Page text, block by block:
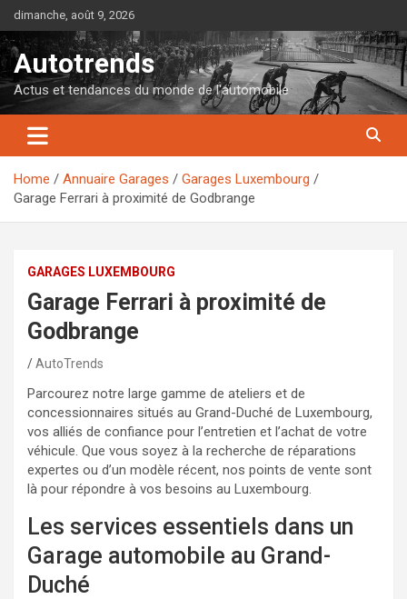
Skip
to
content
dimanche, août 9, 2026
Autotrends
Actus et tendances du monde de l'automobile
Home Annuaire Garages
Garages Luxembourg
Garage Ferrari à proximité de Godbrange
GARAGES LUXEMBOURG
Garage Ferrari à proximité de
Godbrange
AutoTrends
Parcourez notre large gamme de ateliers et de
concessionnaires situés au Grand-Duché de Luxembourg,
vos alliés de confiance pour l’entretien et l’achat de votre
véhicule. Que vous soyez à la recherche de réparations
expertes ou d’un modèle récent, nos points de vente sont
là pour répondre à vos besoins au Luxembourg.
Les services essentiels dans un
Garage automobile au Grand-
Duché